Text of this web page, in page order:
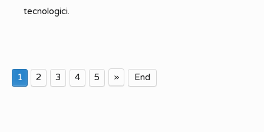
tecnologici.
1 2 3 4 5 » End